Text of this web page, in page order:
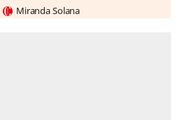
Miranda Solana